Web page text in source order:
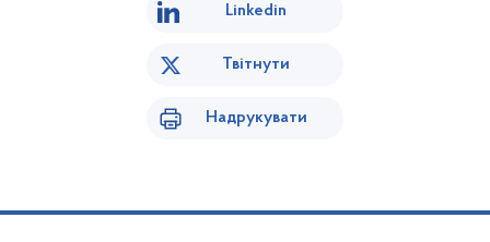
Linkedin
Твітнути
Надрукувати